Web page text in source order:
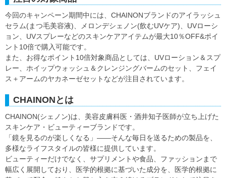
今回のキャンペーン期間中には、CHAINONブランドのアイラッシュ
セラム(まつ毛美容液)、メロンデシェノン(飲むUVケア)、UVローシ
ョン、UVスプレーなどのスキンケアアイテムが最大10％OFF&ポイ
ント10倍で購入可能です。
また、お得なポイント10倍対象商品としては、UVローション＆スプ
レー、ホイップウォッシュ＆クレンジングバームのセット、フェイ
ス＋アームのヤカネーゼセットなどが注目されています。
CHAINONとは
CHAINON(シェノン)は、美容皮膚科医・酒井知子医師が立ち上げた
スキンケア・ビューティーブランドです。
「鏡を見るのが楽しくなる」――そんな毎日を送るための製品を、
多様なライフスタイルの皆様に提供しています。
ビューティーだけでなく、サプリメントや食品、ファッションまで
幅広く展開しており、医学的根拠に基づいた成分を、医学的根拠に